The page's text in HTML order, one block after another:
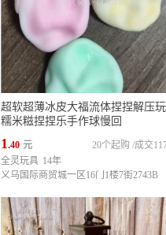
超软超薄冰皮大福流体捏捏解压
糯米糍捏捏乐手作球慢回
1.40 元 成交
20个起购 /
全灵玩具 14年
义乌国际商贸城一区16门1楼7街2743B